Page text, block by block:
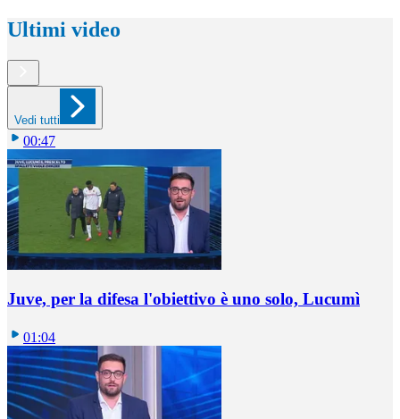
Ultimi video
Vedi tutti
00:47
Juve, per la difesa l'obiettivo è uno solo, Lucumì
01:04